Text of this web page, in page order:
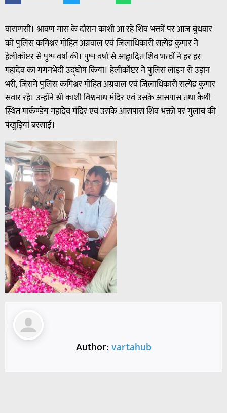
वाराणसी। श्रावण मास के दौरान काशी आ रहे शिव भक्तों पर आज बुधवार
को पुलिस कमिश्नर मोहित अग्रवाल एवं जिलाधिकारी सत्येंद्र कुमार ने
हेलीकॉप्टर से पुष्प वर्षा की। पुष्प वर्षा से आह्लादित शिव भक्तों ने हर हर
महादेव का गगनभेदी उद्घोष किया। हेलीकॉप्टर ने पुलिस लाइन से उड़ान
भरी, जिसमें पुलिस कमिश्नर मोहित अग्रवाल एवं जिलाधिकारी सत्येंद्र कुमार
सवार रहे। उन्होंने श्री काशी विश्वनाथ मंदिर एवं उसके आसपास तथा कैथी
स्थित मार्कण्डेय महादेव मंदिर एवं उसके आसपास शिव भक्तों पर गुलाब की
पंखुड़ियां बरसाई।
Author:vartahub